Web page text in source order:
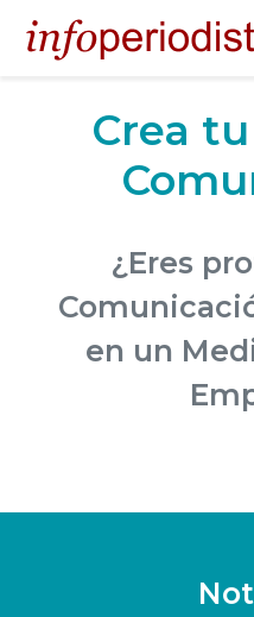
Crea
¿Eres
en un